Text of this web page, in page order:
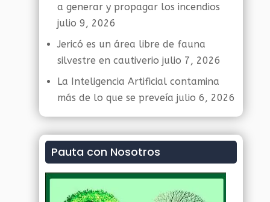
a generar y propagar los incendios
julio 9, 2026
Jericó es un área libre de fauna
silvestre en cautiverio julio 7, 2026
La Inteligencia Artificial contamina
más de lo que se preveía julio 6, 2026
Pauta con Nosotros